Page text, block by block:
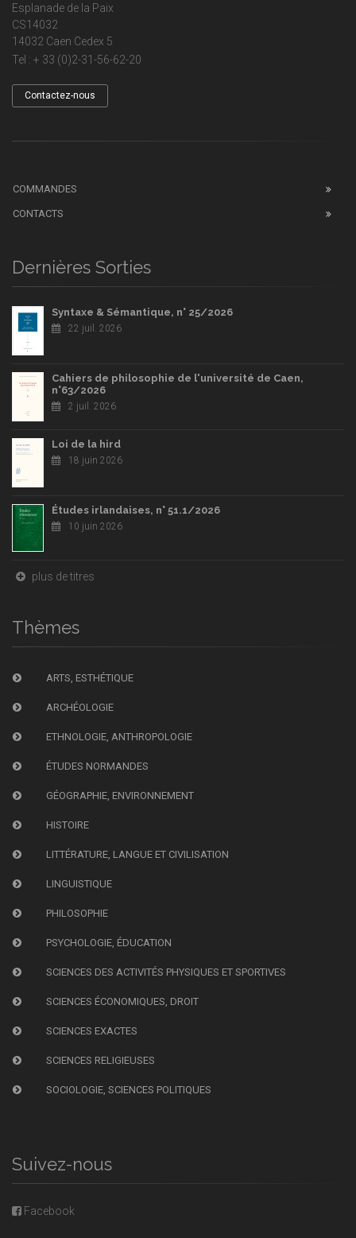
Esplanade de la Paix
CS14032
14032 Caen Cedex 5
Tel : + 33 (0)2-31-56-62-20
Contactez-nous
COMMANDES
CONTACTS
Dernières Sorties
Syntaxe & Sémantique, n° 25/2026
22 juil. 2026
Cahiers de philosophie de l'université de Caen,
n°63/2026
2 juil. 2026
Loi de la hird
18 juin 2026
Études irlandaises, n° 51.1/2026
10 juin 2026
plus de titres
Thèmes
ARTS, ESTHÉTIQUE
ARCHÉOLOGIE
ETHNOLOGIE, ANTHROPOLOGIE
ÉTUDES NORMANDES
GÉOGRAPHIE, ENVIRONNEMENT
HISTOIRE
LITTÉRATURE, LANGUE ET CIVILISATION
LINGUISTIQUE
PHILOSOPHIE
PSYCHOLOGIE, ÉDUCATION
SCIENCES DES ACTIVITÉS PHYSIQUES ET SPORTIVES
SCIENCES ÉCONOMIQUES, DROIT
SCIENCES EXACTES
SCIENCES RELIGIEUSES
SOCIOLOGIE, SCIENCES POLITIQUES
Suivez-nous
Facebook